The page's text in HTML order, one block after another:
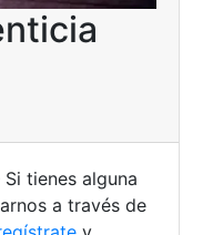
tienes alguna
a través de